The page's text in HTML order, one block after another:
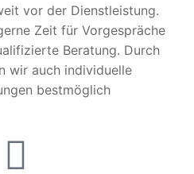
vor der Dienstleistung.
Zeit für Vorgespräche
Beratung. Durch
wir auch individuelle
bestmöglich